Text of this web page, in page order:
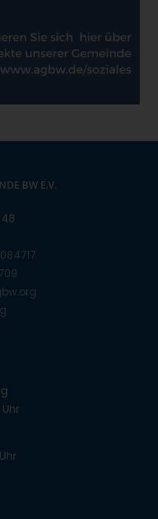
BW E.V.